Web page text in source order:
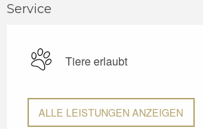
Service
Tiere erlaubt
ALLE LEISTUNGEN ANZEIGEN